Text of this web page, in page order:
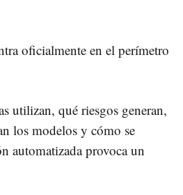
oficialmente en el perímetro
utilizan, qué riesgos generan,
los modelos y cómo se
automatizada provoca un